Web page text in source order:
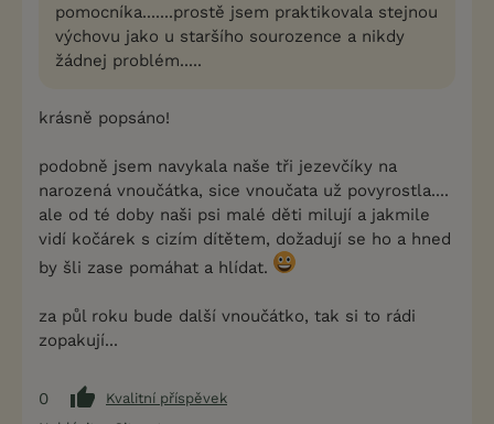
pomocníka.......prostě jsem praktikovala stejnou
výchovu jako u staršího sourozence a nikdy
žádnej problém.....
krásně popsáno!
podobně jsem navykala naše tři jezevčíky na
narozená vnoučátka, sice vnoučata už povyrostla....
ale od té doby naši psi malé děti milují a jakmile
vidí kočárek s cizím dítětem, dožadují se ho a hned
by šli zase pomáhat a hlídat.
za půl roku bude další vnoučátko, tak si to rádi
zopakují...
0
Kvalitní příspěvek